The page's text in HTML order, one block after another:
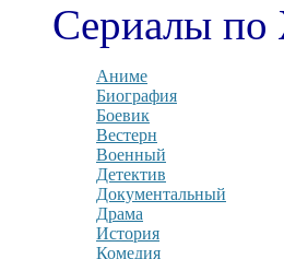
Сериалы
Аниме
Биография
Боевик
Вестерн
Военный
Детектив
Документальный
Драма
История
Комедия